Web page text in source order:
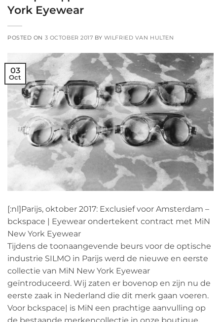
York Eyewear
POSTED ON 3 OCTOBER 2017 BY WILFRIED VAN HULTEN
03
Oct
[:nl]Parijs, oktober 2017: Exclusief voor Amsterdam –
bckspace | Eyewear ondertekent contract met MiN
New York Eyewear
Tijdens de toonaangevende beurs voor de optische
industrie SILMO in Parijs werd de nieuwe en eerste
collectie van MiN New York Eyewear
geïntroduceerd. Wij zaten er bovenop en zijn nu de
eerste zaak in Nederland die dit merk gaan voeren.
Voor bckspace| is MiN een prachtige aanvulling op